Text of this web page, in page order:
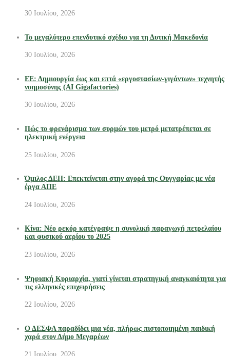
30 Ιουλίου, 2026
Το μεγαλύτερο επενδυτικό σχέδιο για τη Δυτική Μακεδονία
30 Ιουλίου, 2026
ΕΕ: Δημιουργία έως και επτά «εργοστασίων-γιγάντων» τεχνητής
νοημοσύνης (AI Gigafactories)
30 Ιουλίου, 2026
Πώς το φρενάρισμα των συρμών του μετρό μετατρέπεται σε
ηλεκτρική ενέργεια
25 Ιουλίου, 2026
Όμιλος ΔΕΗ: Επεκτείνεται στην αγορά της Ουγγαρίας με νέα
έργα ΑΠΕ
24 Ιουλίου, 2026
Κίνα: Νέο ρεκόρ κατέγραψε η συνολική παραγωγή πετρελαίου
και φυσικού αερίου το 2025
23 Ιουλίου, 2026
Ψηφιακή Κυριαρχία, γιατί γίνεται στρατηγική αναγκαιότητα για
τις ελληνικές επιχειρήσεις
22 Ιουλίου, 2026
Ο ΔΕΣΦΑ παραδίδει μια νέα, πλήρως πιστοποιημένη παιδική
χαρά στον Δήμο Μεγαρέων
21 Ιουλίου, 2026